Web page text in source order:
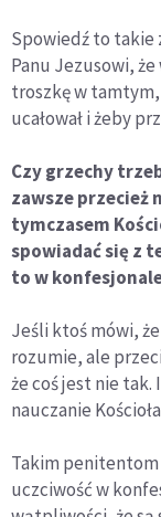
Spowiedź to takie
Panu Jezusowi,
troszkę w
ucałował i żeby
Czy grzechy
zawsze przecież
tymczasem
spowiadać się z
to w
Jeśli ktoś mówi,
rozumie, ale
że coś jest nie
nauczanie
Takim
uczciwość w